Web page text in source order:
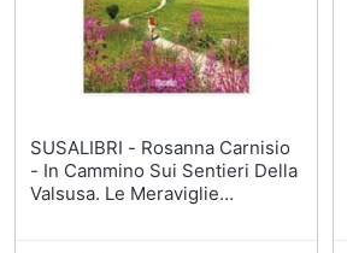
SUSALIBRI - Rosanna Carnisio
- In Cammino Sui Sentieri Della
Valsusa. Le Meraviglie